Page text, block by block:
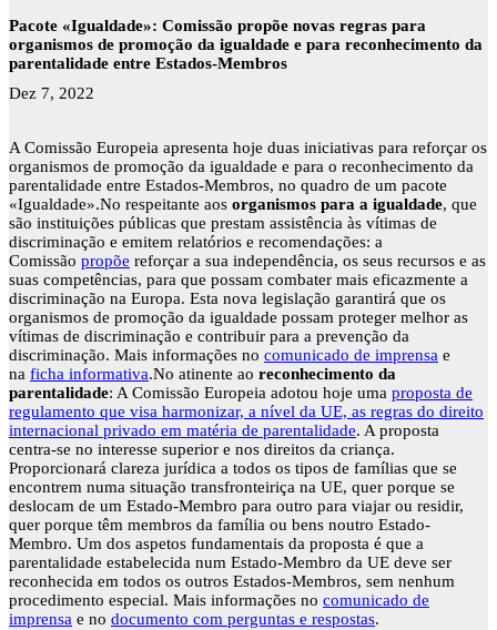
Pacote «Igualdade»: Comissão propõe novas regras para
organismos de promoção da igualdade e para reconhecimento da
parentalidade entre Estados-Membros
Dez 7, 2022
A Comissão Europeia apresenta hoje duas iniciativas para reforçar os
organismos de promoção da igualdade e para o reconhecimento da
parentalidade entre Estados-Membros, no quadro de um pacote
«Igualdade».No respeitante aos organismos para a igualdade, que
são instituições públicas que prestam assistência às vítimas de
discriminação e emitem relatórios e recomendações: a
Comissão propõe reforçar a sua independência, os seus recursos e as
suas competências, para que possam combater mais eficazmente a
discriminação na Europa. Esta nova legislação garantirá que os
organismos de promoção da igualdade possam proteger melhor as
vítimas de discriminação e contribuir para a prevenção da
discriminação. Mais informações no comunicado de imprensa e
na ficha informativa.No atinente ao reconhecimento da
parentalidade: A Comissão Europeia adotou hoje uma proposta de
regulamento que visa harmonizar, a nível da UE, as regras do direito
internacional privado em matéria de parentalidade. A proposta
centra-se no interesse superior e nos direitos da criança.
Proporcionará clareza jurídica a todos os tipos de famílias que se
encontrem numa situação transfronteiriça na UE, quer porque se
deslocam de um Estado-Membro para outro para viajar ou residir,
quer porque têm membros da família ou bens noutro Estado-
Membro. Um dos aspetos fundamentais da proposta é que a
parentalidade estabelecida num Estado-Membro da UE deve ser
reconhecida em todos os outros Estados-Membros, sem nenhum
procedimento especial. Mais informações no comunicado de
imprensa e no documento com perguntas e respostas.